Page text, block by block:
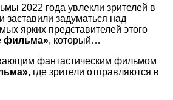
2022 года увлекли зрителей в
задуматься над
ярких представителей этого
фильма», который…
фантастическим фильмом
, где зрители отправляются в